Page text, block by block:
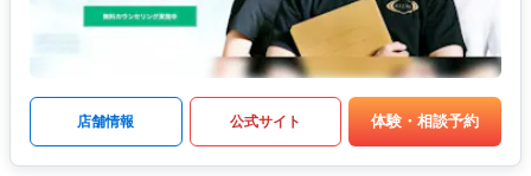
店舗情報 公式サイト 体験・相談予約